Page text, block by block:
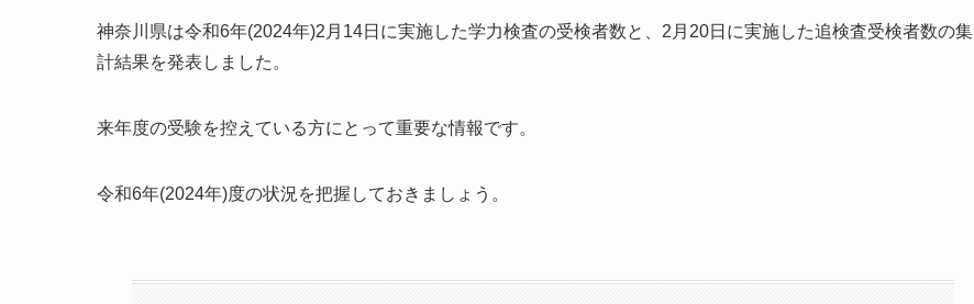
神奈川県は令和6年(2024年)2月14日に実施した学力検査の受検者数と、2月20日に実施した追検査受検者数の集
計結果を発表しました。
来年度の受験を控えている方にとって重要な情報です。
令和6年(2024年)度の状況を把握しておきましょう。